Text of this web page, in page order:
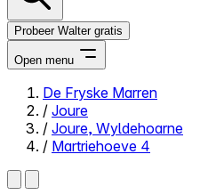
Probeer Walter gratis
Open menu
Close menu
De Fryske Marren
/ Joure
/ Joure, Wyldehoarne
/ Martriehoeve 4